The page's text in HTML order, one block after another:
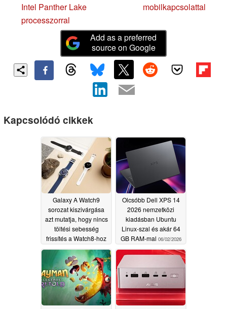
Intel Panther Lake
processzorral
mobilkapcsolattal
Add as a preferred
source on Google
Kapcsolódó cikkek
Galaxy A Watch9
sorozat kiszivárgása
azt mutatja, hogy nincs
töltési sebesség
frissítés a Watch8-hoz
képest06/07/2026
Olcsóbb Dell XPS 14
2026 nemzetközi
kiadásban Ubuntu
Linux-szal és akár 64
GB RAM-mal 06/02/2026